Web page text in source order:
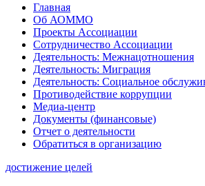
Главная
Об АОММО
Проекты Ассоциации
Сотрудничество Ассоциации
Деятельность: Межнацотношения
Деятельность: Миграция
Деятельность: Социальное
Противодействие коррупции
Медиа-центр
Документы (финансовые)
Отчет о деятельности
Обратиться в организацию
достижение целей